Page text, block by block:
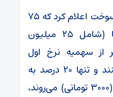
مدیر سامانه هوشمند سوخت اعلام کرد که ۷۵
درصد دارندگان کارت‌ها (شامل ۲۵ میلیون
سهمیه نرخ اول
(یارانه‌ای) استفاده می‌کنند و تنها ۲۰ درصد به
سراغ سهمیه نرخ دوم (۳۰۰۰ تومانی) می‌روند،